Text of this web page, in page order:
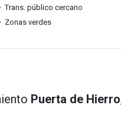
Trans. público cercano
Zonas verdes
Puerta de Hierro